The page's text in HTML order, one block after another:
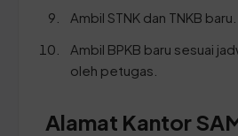
Ambil STNK dan TNKB baru.
Ambil BPKB baru sesuai
oleh petugas.
Alamat Kantor